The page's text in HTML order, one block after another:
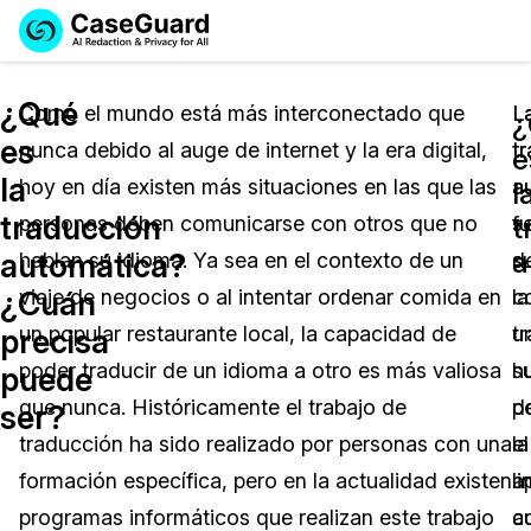
Licencia de CaseGuard Studio
Precios de Redacción a Pedido
Soluciones
Redacción de vídeos
Redacción de documentos
Redacción de audio
Redacción de imágenes
Transcripción y Traducción
Industrias
Cuerpos Policiales
Transportación
Educación
El Gobierno
Precios
Recursos
Preguntas Frecuentes
Artículos
Casos Practicos
Eventos
Demo
English
Español
¿Qué
es
la
traducción
automática?
¿Cuán
precisa
puede
ser?
Como el mundo está más interconectado que
nunca debido al auge de internet y la era digital,
hoy en día existen más situaciones en las que las
personas deben comunicarse con otros que no
hablan su idioma. Ya sea en el contexto de un
viaje de negocios o al intentar ordenar comida en
un popular restaurante local, la capacidad de
poder traducir de un idioma a otro es más valiosa
que nunca. Históricamente el trabajo de
traducción ha sido realizado por personas con una
formación específica, pero en la actualidad existen
programas informáticos que realizan este trabajo
la
el
la